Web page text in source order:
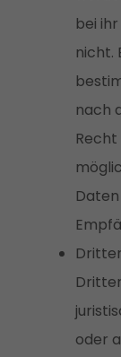
bei
nicht.
nach
Dritter
oder